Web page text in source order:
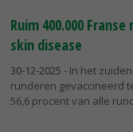
Ruim 400.000
skin disease
30-12-2025 - In het
runderen gevaccineerd
56,6 procent van alle